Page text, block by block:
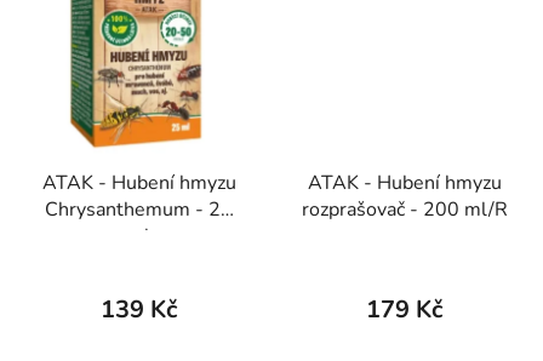
ATAK - Hubení hmyzu
Chrysanthemum - 25
ml
139 Kč
ATAK - Hubení hmyzu
rozprašovač - 200 ml/R
179 Kč